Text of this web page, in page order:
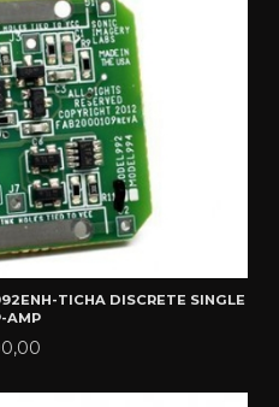
TICHA DISCRETE SINGLE
AMP